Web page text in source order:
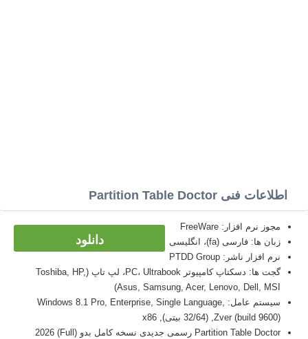
اطلاعات فنی Partition Table Doctor
دانلود
مجوز نرم افزار: FreeWare
زبان ها: فارسی (fa)، انگلیسی
نرم افزار ناشر: PTDD Group
گجت ها: دسکتاپ کامپیوتر PC، Ultrabook، لپ تاپ (Toshiba, HP,
Asus, Samsung, Acer, Lenovo, Dell, MSI)
سیستم عامل: Windows 8.1 Pro, Enterprise, Single Language,
Zver (build 9600), (32/64 بیتی), x86
Partition Table Doctor رسمی جدیدی نسخه کامل بدو (Full) 2026